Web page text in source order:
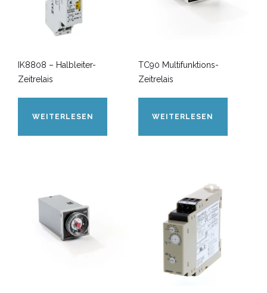
IK8808 – Halbleiter-
Zeitrelais
WEITERLESEN
TC90 Multifunktions-
Zeitrelais
WEITERLESEN